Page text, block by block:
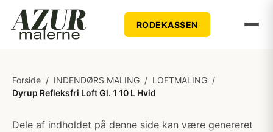
RODEKASSEN
Forside / INDENDØRS MALING / LOFTMALING /
Dyrup Refleksfri Loft Gl. 1 10 L Hvid
Dele af indholdet på denne side kan være genereret